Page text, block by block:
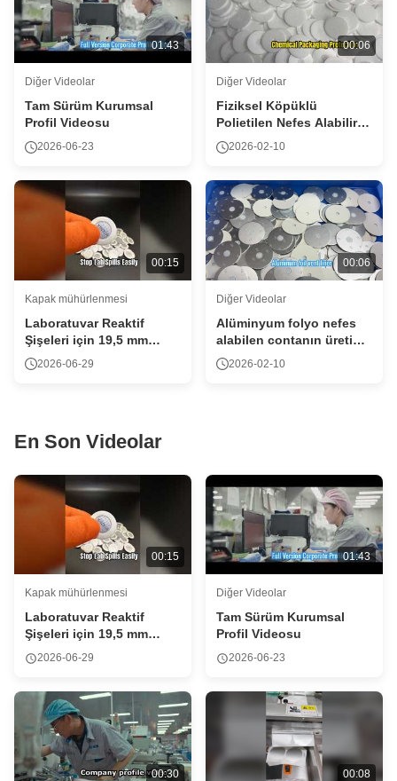
01:43
Diğer Videolar
Tam Sürüm Kurumsal
Profil Videosu
2026-06-23
00:06
Diğer Videolar
Fiziksel Köpüklü
Polietilen Nefes Alabilir
Conta
2026-02-10
00:15
Kapak mühürlenmesi
Laboratuvar Reaktif
Şişeleri için 19,5 mm
Alüminyum Folyo Conta
2026-06-29
00:06
Diğer Videolar
Alüminyum folyo nefes
alabilen contanın üretim
süreci
2026-02-10
En Son Videolar
00:15
Kapak mühürlenmesi
Laboratuvar Reaktif
Şişeleri için 19,5 mm
Alüminyum Folyo Conta
2026-06-29
01:43
Diğer Videolar
Tam Sürüm Kurumsal
Profil Videosu
2026-06-23
00:30 00:08